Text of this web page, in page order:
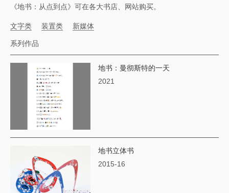
《地书：从点到点》可在各大书店、网站购买。
文字类 装置类 新媒体
系列作品
地书：曼彻斯特的一天
2021
地书立体书
2015-16